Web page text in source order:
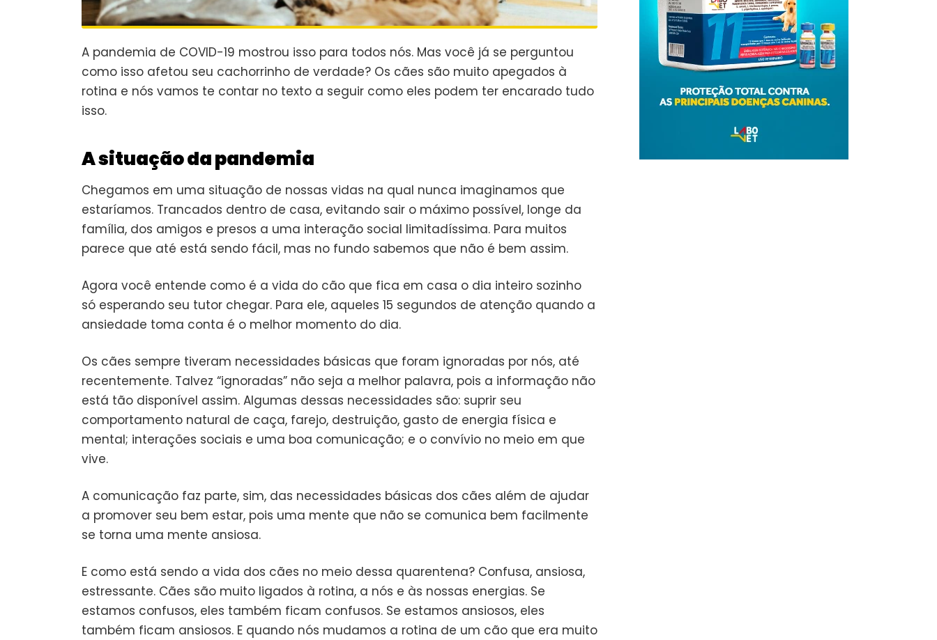
A pandemia de COVID-19 mostrou isso para todos nós. Mas você já se perguntou
como isso afetou seu cachorrinho de verdade? Os cães são muito apegados à
rotina e nós vamos te contar no texto a seguir como eles podem ter encarado tudo
isso.
A situação da pandemia
Chegamos em uma situação de nossas vidas na qual nunca imaginamos que
estaríamos. Trancados dentro de casa, evitando sair o máximo possível, longe da
família, dos amigos e presos a uma interação social limitadíssima. Para muitos
parece que até está sendo fácil, mas no fundo sabemos que não é bem assim.
Agora você entende como é a vida do cão que fica em casa o dia inteiro sozinho
só esperando seu tutor chegar. Para ele, aqueles 15 segundos de atenção quando a
ansiedade toma conta é o melhor momento do dia.
Os cães sempre tiveram necessidades básicas que foram ignoradas por nós, até
recentemente. Talvez “ignoradas” não seja a melhor palavra, pois a informação não
está tão disponível assim. Algumas dessas necessidades são: suprir seu
comportamento natural de caça, farejo, destruição, gasto de energia física e
mental; interações sociais e uma boa comunicação; e o convívio no meio em que
vive.
A comunicação faz parte, sim, das necessidades básicas dos cães além de ajudar
a promover seu bem estar, pois uma mente que não se comunica bem facilmente
se torna uma mente ansiosa.
E como está sendo a vida dos cães no meio dessa quarentena? Confusa, ansiosa,
estressante. Cães são muito ligados à rotina, a nós e às nossas energias. Se
estamos confusos, eles também ficam confusos. Se estamos ansiosos, eles
também ficam ansiosos. E quando nós mudamos a rotina de um cão que era muito